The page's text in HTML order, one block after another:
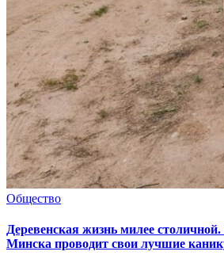
Общество
Деревенская жизнь милее
Минска проводит свои лучшие